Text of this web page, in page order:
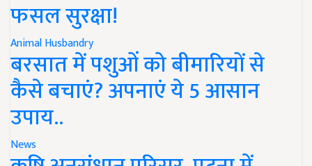
फसल सुरक्षा!
Animal Husbandry
बरसात में पशुओं को बीमारियों से
कैसे बचाएं? अपनाएं ये 5 आसान
उपाय..
News